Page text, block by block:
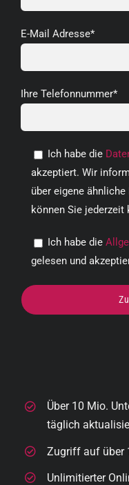
Über 10 Mio.
täglich
Zugriff auf über
Unlimitierter
E-Mail Adresse*
Ihre Telefonnummer*
Ich habe die
akzeptiert. Wir
über eigene
können Sie
Ich habe die
gelesen und